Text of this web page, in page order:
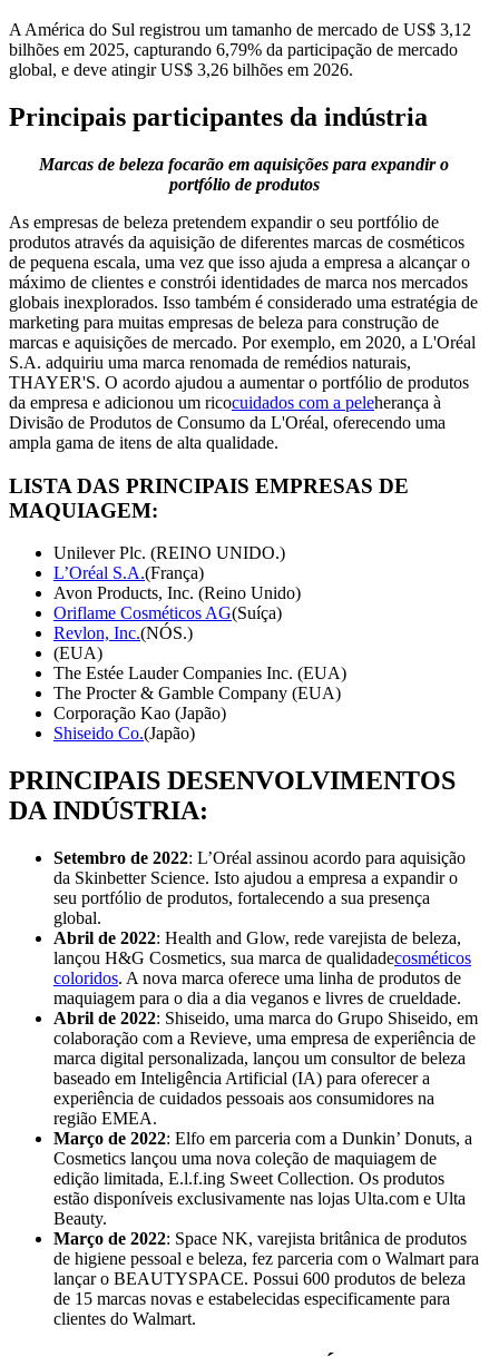
A América do Sul registrou um tamanho de mercado de US$ 3,12
bilhões em 2025, capturando 6,79% da participação de mercado
global, e deve atingir US$ 3,26 bilhões em 2026.
Principais participantes da indústria
Marcas de beleza focarão em aquisições para expandir o
portfólio de produtos
As empresas de beleza pretendem expandir o seu portfólio de
produtos através da aquisição de diferentes marcas de cosméticos
de pequena escala, uma vez que isso ajuda a empresa a alcançar o
máximo de clientes e constrói identidades de marca nos mercados
globais inexplorados. Isso também é considerado uma estratégia de
marketing para muitas empresas de beleza para construção de
marcas e aquisições de mercado. Por exemplo, em 2020, a L'Oréal
S.A. adquiriu uma marca renomada de remédios naturais,
THAYER'S. O acordo ajudou a aumentar o portfólio de produtos
da empresa e adicionou um ricocuidados com a peleherança à
Divisão de Produtos de Consumo da L'Oréal, oferecendo uma
ampla gama de itens de alta qualidade.
LISTA DAS PRINCIPAIS EMPRESAS DE
MAQUIAGEM:
Unilever Plc. (REINO UNIDO.)
L’Oréal S.A.(França)
Avon Products, Inc. (Reino Unido)
Oriflame Cosméticos AG(Suíça)
Revlon, Inc.(NÓS.)
(EUA)
The Estée Lauder Companies Inc. (EUA)
The Procter & Gamble Company (EUA)
Corporação Kao (Japão)
Shiseido Co.(Japão)
PRINCIPAIS DESENVOLVIMENTOS
DA INDÚSTRIA:
Setembro de 2022: L’Oréal assinou acordo para aquisição
da Skinbetter Science. Isto ajudou a empresa a expandir o
seu portfólio de produtos, fortalecendo a sua presença
global.
Abril de 2022: Health and Glow, rede varejista de beleza,
lançou H&G Cosmetics, sua marca de qualidadecosméticos
coloridos. A nova marca oferece uma linha de produtos de
maquiagem para o dia a dia veganos e livres de crueldade.
Abril de 2022: Shiseido, uma marca do Grupo Shiseido, em
colaboração com a Revieve, uma empresa de experiência de
marca digital personalizada, lançou um consultor de beleza
baseado em Inteligência Artificial (IA) para oferecer a
experiência de cuidados pessoais aos consumidores na
região EMEA.
Março de 2022: Elfo em parceria com a Dunkin’ Donuts, a
Cosmetics lançou uma nova coleção de maquiagem de
edição limitada, E.l.f.ing Sweet Collection. Os produtos
estão disponíveis exclusivamente nas lojas Ulta.com e Ulta
Beauty.
Março de 2022: Space NK, varejista britânica de produtos
de higiene pessoal e beleza, fez parceria com o Walmart para
lançar o BEAUTYSPACE. Possui 600 produtos de beleza
de 15 marcas novas e estabelecidas especificamente para
clientes do Walmart.